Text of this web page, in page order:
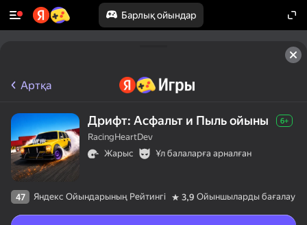
Барлық ойындар
Артқа
Дрифт: Асфальт и Пыль ойыны 6+
RacingHeartDev
Жарыс
Ұл балаларға арналған
47 Яндекс Ойындарының Рейтингі 3,9 Ойыншыларды бағалау